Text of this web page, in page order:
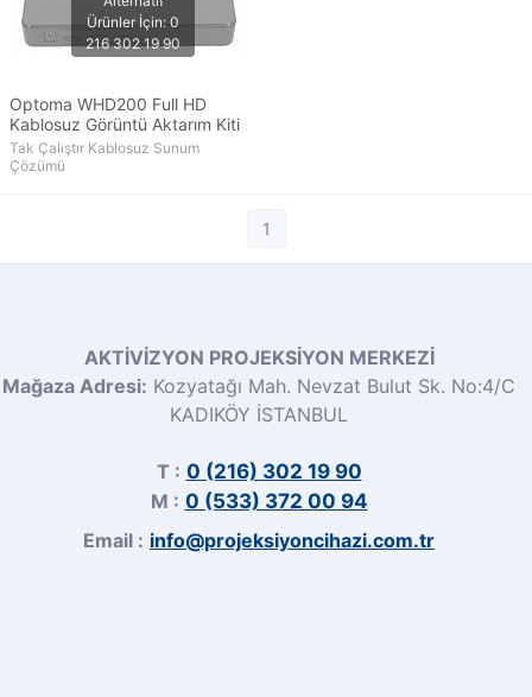
Optoma WHD200 Full HD
Kablosuz Görüntü Aktarım Kiti
Tak Çalıştır Kablosuz Sunum
Çözümü
1
AKTİVİZYON PROJEKSİYON MERKEZİ
Mağaza Adresi: Kozyatağı Mah. Nevzat Bulut Sk. No:4/C
KADIKÖY İSTANBUL
T : 0 (216) 302 19 90
M : 0 (533) 372 00 94
Email : info@projeksiyoncihazi.com.tr